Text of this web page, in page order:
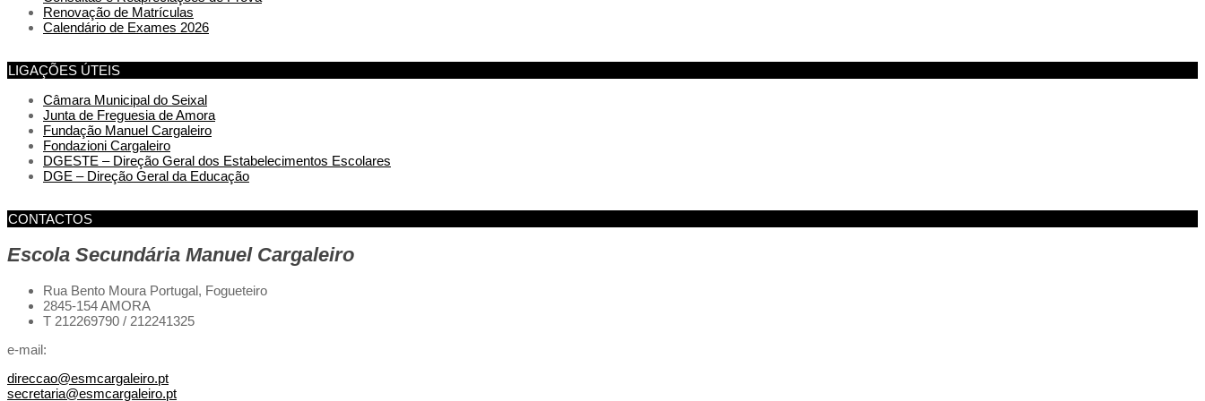
Renovação de Matrículas
Calendário de Exames 2026
LIGAÇÕES ÚTEIS
Câmara Municipal do Seixal
Junta de Freguesia de Amora
Fundação Manuel Cargaleiro
Fondazioni Cargaleiro
DGESTE – Direção Geral dos Estabelecimentos Escolares
DGE – Direção Geral da Educação
CONTACTOS
Escola Secundária Manuel Cargaleiro
Rua Bento Moura Portugal, Fogueteiro
2845-154 AMORA
T 212269790 / 212241325
e-mail:
direccao@esmcargaleiro.pt
secretaria@esmcargaleiro.pt